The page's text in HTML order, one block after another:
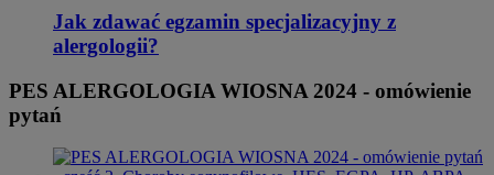
Jak zdawać egzamin specjalizacyjny z
alergologii?
PES ALERGOLOGIA WIOSNA 2024 - omówienie
pytań